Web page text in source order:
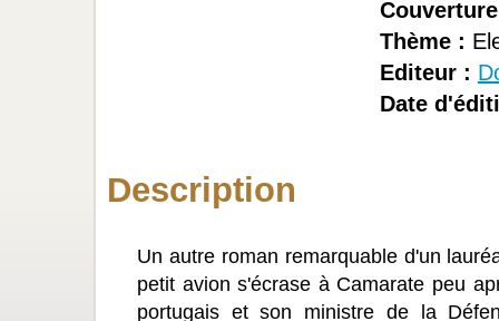
Thème :
Editeur :
Date
Description
Un autre roman remarquable d'un
petit avion s'écrase à Camarate peu
portugais et son ministre de la